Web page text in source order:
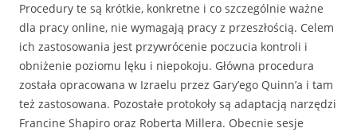
Procedury te są krótkie, konkretne i co szczególnie ważne
dla pracy online, nie wymagają pracy z przeszłością. Celem
ich zastosowania jest przywrócenie poczucia kontroli i
obniżenie poziomu lęku i niepokoju. Główna procedura
została opracowana w Izraelu przez Gary’ego Quinn’a i tam
też zastosowana. Pozostałe protokoły są adaptacją narzędzi
Francine Shapiro oraz Roberta Millera. Obecnie sesje